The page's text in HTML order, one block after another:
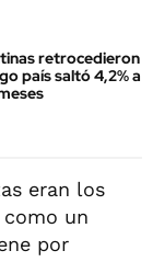
retrocedieron
país saltó 4,2% a
eran los
como un
por